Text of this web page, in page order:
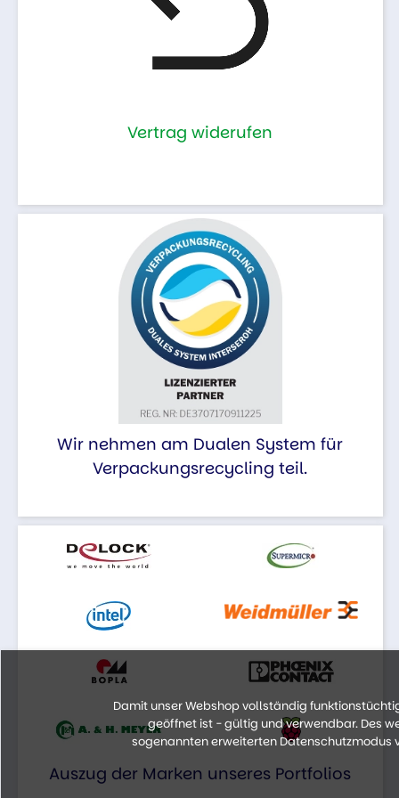
Vertrag widerufen
Wir nehmen am Dualen System für
Verpackungsrecycling teil.
Auszug der Marken unseres Portfolios
Damit unser Webshop vollständig
geöffnet ist - gültig und verwendbar. Des
sogenannten erweiterten Datenschutzmodus